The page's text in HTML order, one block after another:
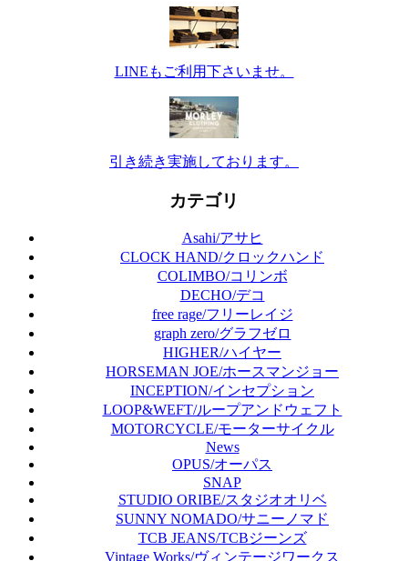
LINEもご利用下さいませ。
引き続き実施しております。
カテゴリ
Asahi/アサヒ
CLOCK HAND/クロックハンド
COLIMBO/コリンボ
DECHO/デコ
free rage/フリーレイジ
graph zero/グラフゼロ
HIGHER/ハイヤー
HORSEMAN JOE/ホースマンジョー
INCEPTION/インセプション
LOOP&WEFT/ループアンドウェフト
MOTORCYCLE/モーターサイクル
News
OPUS/オーパス
SNAP
STUDIO ORIBE/スタジオオリベ
SUNNY NOMADO/サニーノマド
TCB JEANS/TCBジーンズ
Vintage Works/ヴィンテージワークス